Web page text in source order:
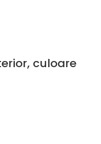
culoare